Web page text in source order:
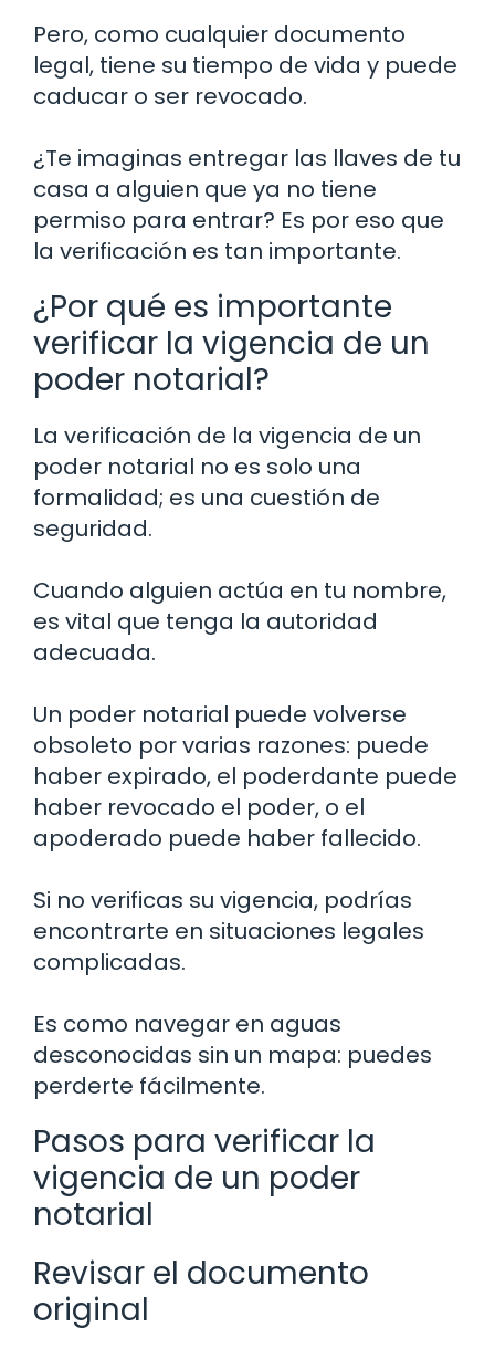
Pero, como cualquier documento
legal, tiene su tiempo de vida y puede
caducar o ser revocado.
¿Te imaginas entregar las llaves de tu
casa a alguien que ya no tiene
permiso para entrar? Es por eso que
la verificación es tan importante.
¿Por qué es importante
verificar la vigencia de un
poder notarial?
La verificación de la vigencia de un
poder notarial no es solo una
formalidad; es una cuestión de
seguridad.
Cuando alguien actúa en tu nombre,
es vital que tenga la autoridad
adecuada.
Un poder notarial puede volverse
obsoleto por varias razones: puede
haber expirado, el poderdante puede
haber revocado el poder, o el
apoderado puede haber fallecido.
Si no verificas su vigencia, podrías
encontrarte en situaciones legales
complicadas.
Es como navegar en aguas
desconocidas sin un mapa: puedes
perderte fácilmente.
Pasos para verificar la
vigencia de un poder
notarial
Revisar el documento
original